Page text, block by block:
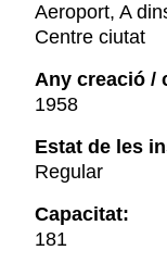
Aeroport, A
Centre ciutat
Any creació /
1958
Estat de les
Regular
Capacitat:
181